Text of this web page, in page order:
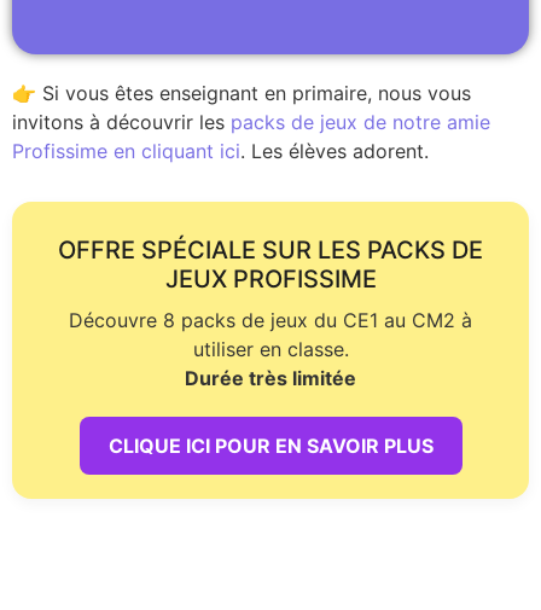
👉 Si vous êtes enseignant en primaire, nous vous
invitons à découvrir les packs de jeux de notre amie
Profissime en cliquant ici. Les élèves adorent.
OFFRE SPÉCIALE SUR LES PACKS DE
JEUX PROFISSIME
Découvre 8 packs de jeux du CE1 au CM2 à
utiliser en classe.
Durée très limitée
CLIQUE ICI POUR EN SAVOIR PLUS